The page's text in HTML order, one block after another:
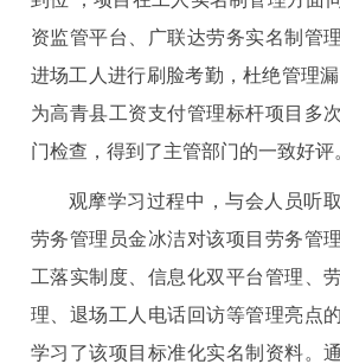
资监管平台、广联达劳务实名制管
进场工人进行刷脸考勤，杜绝管理
为高青县工资支付管理标杆项目多
门检查，得到了主管部门的一致好评
观摩学习过程中，与会人员听
劳务管理员金冰洁对该项目劳务管
工落实制度、信息化双平台管理、
理、退场工人电话回访等管理亮点
学习了该项目标准化实名制资料。